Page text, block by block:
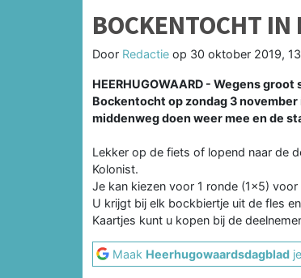
BOCKENTOCHT IN
Door Redactie op 30 oktober 2019,
HEERHUGOWAARD - Wegens
Bockentocht op zondag 3
middenweg doen weer mee en de
Lekker op de fiets of lopend naar de
Kolonist.
Je kan kiezen voor 1 ronde (1x5)
U krijgt bij elk bockbiertje uit de fles
Kaartjes kunt u kopen bij de
Maak Heerhugowaardsdagblad